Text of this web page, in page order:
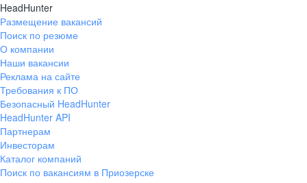
HeadHunter
Размещение вакансий
Поиск по резюме
О компании
Наши вакансии
Реклама на сайте
Требования к ПО
Безопасный HeadHunter
HeadHunter API
Партнерам
Инвесторам
Каталог компаний
Поиск по вакансиям в Приозерске